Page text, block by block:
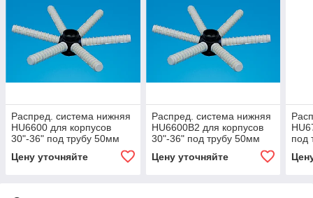
Распред. система нижняя
HU6600 для корпусов
30"-36" под трубу 50мм
Цену уточняйте
Распред. система нижняя
HU6600B2 для корпусов
30"-36" под трубу 50мм
Цену уточняйте
под